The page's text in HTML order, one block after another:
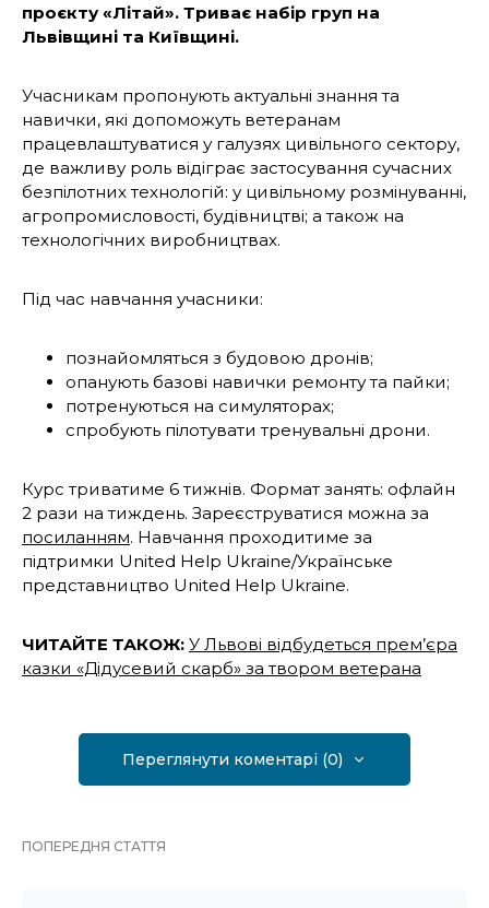
проєкту «Літай». Триває набір груп на
Львівщині та Київщині.
Учасникам пропонують актуальні знання та
навички, які допоможуть ветеранам
працевлаштуватися у галузях цивільного сектору,
де важливу роль відіграє застосування сучасних
безпілотних технологій: у цивільному розмінуванні,
агропромисловості, будівництві; а також на
технологічних виробництвах.
Під час навчання учасники:
познайомляться з будовою дронів;
опанують базові навички ремонту та пайки;
потренуються на симуляторах;
спробують пілотувати тренувальні дрони.
Курс триватиме 6 тижнів. Формат занять: офлайн
2 рази на тиждень. Зареєструватися можна за
посиланням. Навчання проходитиме за
підтримки United Help Ukraine/Українське
представництво United Help Ukraine.
ЧИТАЙТЕ ТАКОЖ: У Львові відбудеться прем’єра
казки «Дідусевий скарб» за твором ветерана
Переглянути коментарі (0)
ПОПЕРЕДНЯ СТАТТЯ